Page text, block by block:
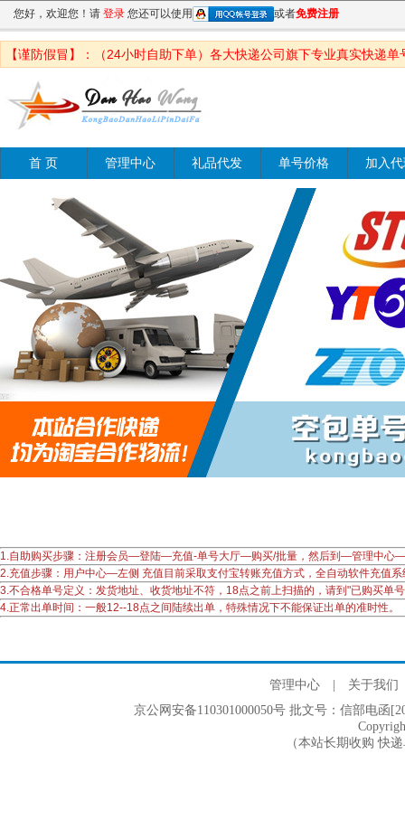
您好，欢迎您！请 登录 您还可以使用 或者免费注册
【谨防假冒】：（24小时自助下单）各大快递公司旗下专业真实快递
首 页 管理中心 礼品代发 单号价格 加入
1.自助购买步骤：注册会员—登陆—充值-单号大厅—购买/批量，然后到—管理中心
2.充值步骤：用户中心—左侧 充值目前采取支付宝转账充值方式，全自动软件充值
3.不合格单号定义：发货地址、收货地址不符，18点之前上扫描的，请到"已购买单
4.正常出单时间：一般12--18点之间陆续出单，特殊情况下不能保证出单的准时性。
管理中心
关于我们
京公网安备110301000050号 批文号：信部电函
（本站长期收购 快